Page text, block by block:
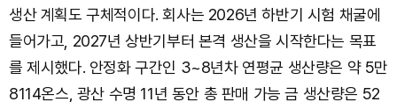
생산 계획도 구체적이다. 회사는 2026년 하반기 시험 채굴에
들어가고, 2027년 상반기부터 본격 생산을 시작한다는 목표
를 제시했다. 안정화 구간인 3~8년차 연평균 생산량은 약 5만
8114온스, 광산 수명 11년 동안 총 판매 가능 금 생산량은 52